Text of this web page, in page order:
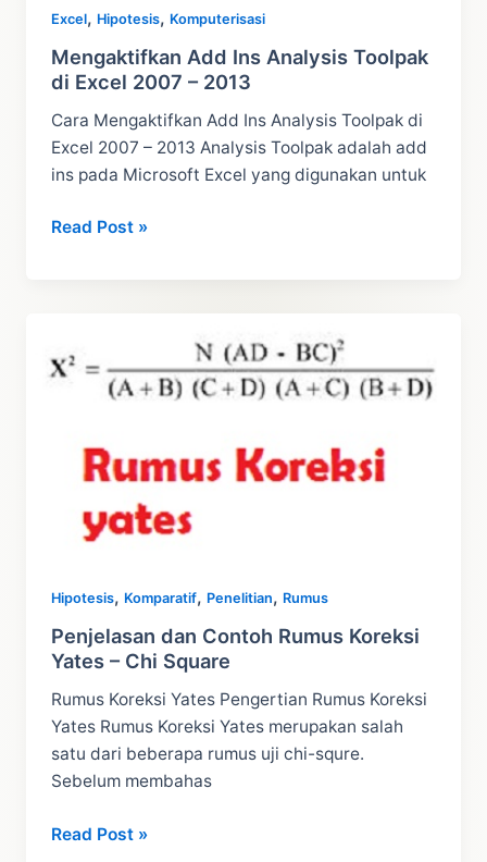
Excel, Hipotesis, Komputerisasi
Mengaktifkan Add Ins Analysis Toolpak
di Excel 2007 – 2013
Cara Mengaktifkan Add Ins Analysis Toolpak di
Excel 2007 – 2013 Analysis Toolpak adalah add
ins pada Microsoft Excel yang digunakan untuk
Mengaktifkan
di
2013
Read Post »
Hipotesis, Komparatif, Penelitian, Rumus
Penjelasan dan Contoh Rumus Koreksi
Yates – Chi Square
Rumus Koreksi Yates Pengertian Rumus Koreksi
Yates Rumus Koreksi Yates merupakan salah
satu dari beberapa rumus uji chi-squre.
Sebelum membahas
Penjelasan
Read Post »